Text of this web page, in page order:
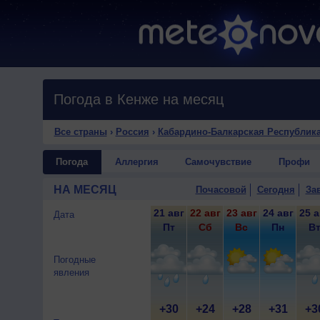
Погода в Кенже на месяц
Все страны › Россия › Кабардино-Балкарская
Погода Аллергия Самочувствие Профи
НА МЕСЯЦ Почасовой Сегодня
Дата
Погодные
явления
21 авг
Пт
+30
22 авг
Сб
+24
23 авг
Вс
+28
24 авг
Пн
+31
25
Вт